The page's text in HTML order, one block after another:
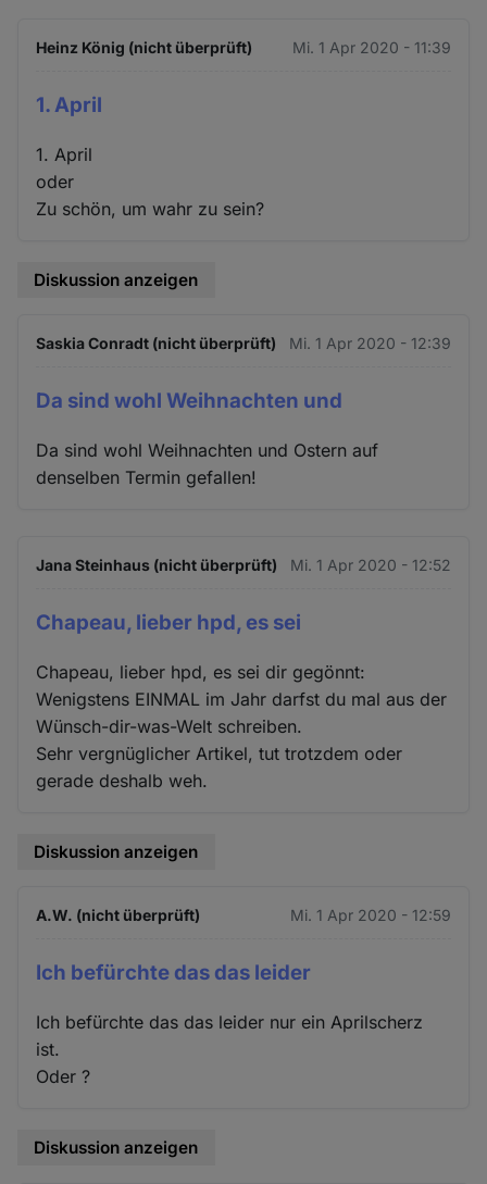
Heinz König (nicht überprüft) Mi. 1 Apr 2020 - 11:39
1. April
1. April
oder
Zu schön, um wahr zu sein?
Diskussion anzeigen
Saskia Conradt (nicht überprüft) Mi. 1 Apr 2020 - 12:39
Da sind wohl Weihnachten und
Da sind wohl Weihnachten und Ostern auf
denselben Termin gefallen!
Jana Steinhaus (nicht überprüft) Mi. 1 Apr 2020 - 12:52
Chapeau, lieber hpd, es sei
Chapeau, lieber hpd, es sei dir gegönnt:
Wenigstens EINMAL im Jahr darfst du mal aus der
Wünsch-dir-was-Welt schreiben.
Sehr vergnüglicher Artikel, tut trotzdem oder
gerade deshalb weh.
Diskussion anzeigen
A.W. (nicht überprüft) Mi. 1 Apr 2020 - 12:59
Ich befürchte das das leider
Ich befürchte das das leider nur ein Aprilscherz
ist.
Oder ?
Diskussion anzeigen